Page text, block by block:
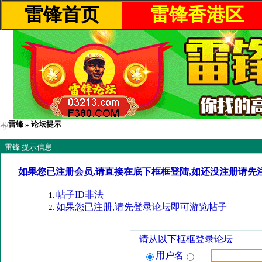
雷锋首页 雷锋香港区
雷锋 » 论坛提示
雷锋 提示信息
如果您已注册会员,请直接在底下框框登陆,如还没注册请先
帖子ID非法
如果您已注册,请先登录论坛即可游览帖子
请从以下框框登录论坛
用户名